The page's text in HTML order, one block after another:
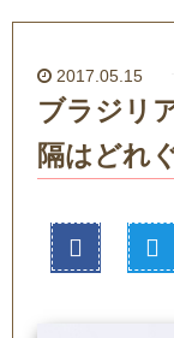
2017.05.15
ブラジリ
隔はどれ